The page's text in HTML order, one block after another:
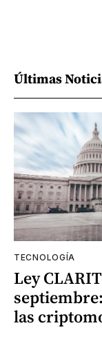
Últimas
TECNOLOGÍA
Ley
las